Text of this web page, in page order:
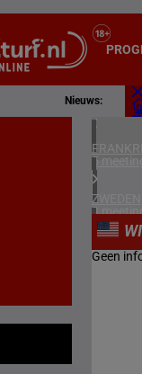
Nieuws:
5
ZWEDEN
3
ZUID-
1
Geen